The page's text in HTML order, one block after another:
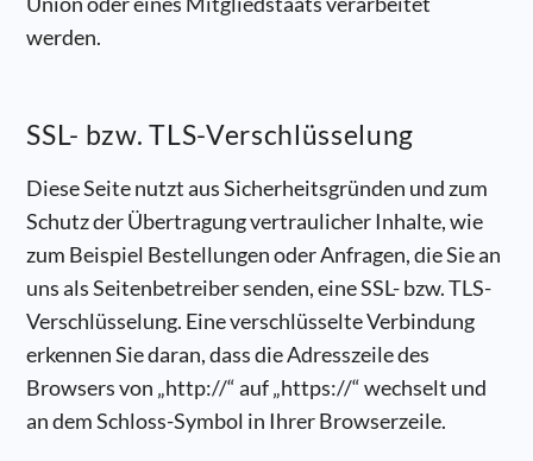
werden.
SSL- bzw. TLS-Verschlüsselung
Diese Seite nutzt aus Sicherheitsgründen und zum
Schutz der Übertragung vertraulicher Inhalte, wie
zum Beispiel Bestellungen oder Anfragen, die Sie an
uns als Seitenbetreiber senden, eine SSL- bzw. TLS-
Verschlüsselung. Eine verschlüsselte Verbindung
erkennen Sie daran, dass die Adresszeile des
Browsers von „http://“ auf „https://“ wechselt und
an dem Schloss-Symbol in Ihrer Browserzeile.